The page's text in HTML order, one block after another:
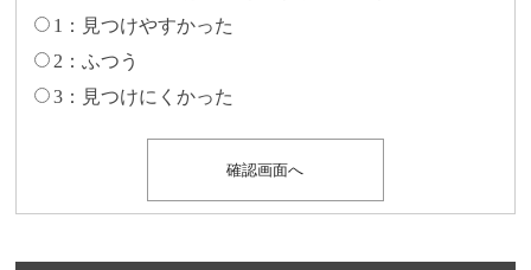
1：見つけやすかった
2：ふつう
3：見つけにくかった